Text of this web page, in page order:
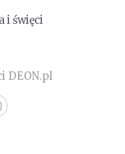
i święci
DEON.pl